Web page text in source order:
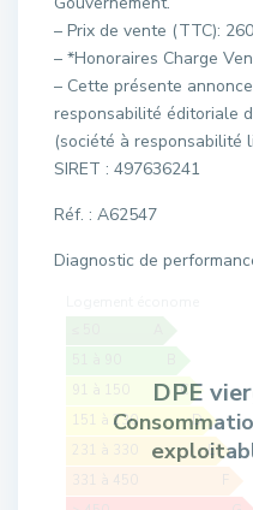
– Prix de vente (TTC):
– *Honoraires Charge
– Cette présente
responsabilité éditoriale
(société à responsabilité
SIRET : 497636241
Réf. : A62547
Diagnostic de
91 à 150
C
151 à 230
D
231 à 330
E
331 à 450
F
DPE